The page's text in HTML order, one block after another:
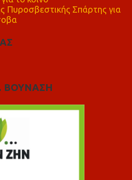
Πυροσβεστικής Σπάρτης για
ΒΟΥΝΑΣΗ